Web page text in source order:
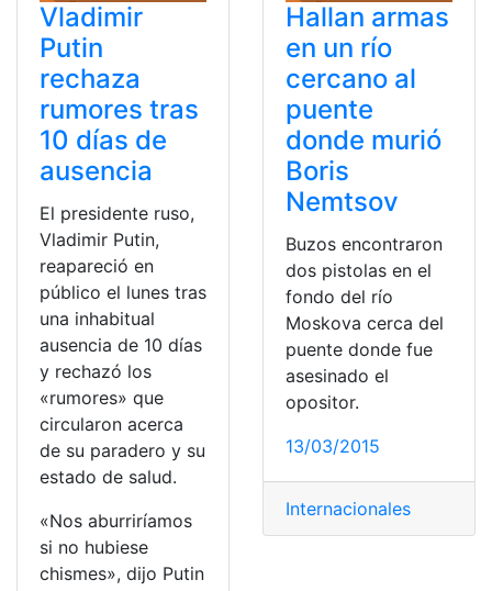
Vladimir
Putin
rechaza
rumores tras
10 días de
ausencia
El presidente ruso,
Vladimir Putin,
reapareció en
público el lunes tras
una inhabitual
ausencia de 10 días
y rechazó los
«rumores» que
circularon acerca
de su paradero y su
estado de salud.
«Nos aburriríamos
si no hubiese
chismes», dijo Putin
Hallan armas
en un río
cercano al
puente
donde murió
Boris
Nemtsov
Buzos encontraron
dos pistolas en el
fondo del río
Moskova cerca del
puente donde fue
asesinado el
opositor.
13/03/2015
Internacionales